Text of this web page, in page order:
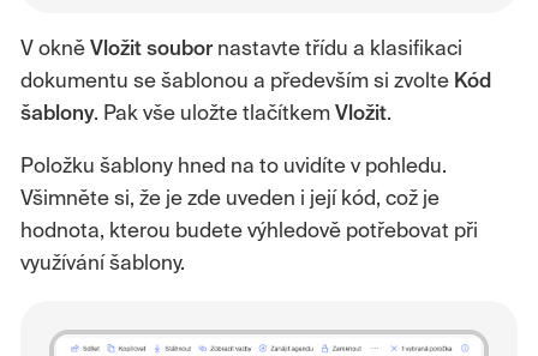
V okně Vložit soubornastavte třídu a klasifikaci
dokumentu se šablonou a především si zvolte Kód
šablony. Pak vše uložte tlačítkem Vložit.
Položku šablony hned na to uvidíte v pohledu.
Všimněte si, že je zde uveden i její kód, což je
hodnota, kterou budete výhledově potřebovat při
využívání šablony.